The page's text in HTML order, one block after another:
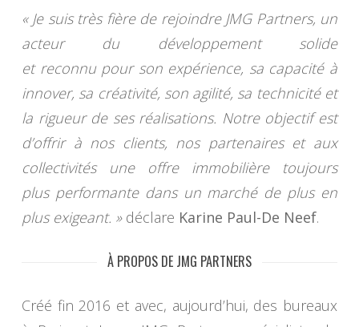
« Je suis très fière de rejoindre JMG Partners, un
acteur du développement solide
et reconnu pour son expérience, sa capacité à
innover, sa créativité, son agilité, sa technicité et
la rigueur de ses réalisations. Notre objectif est
d’offrir à nos clients, nos partenaires et aux
collectivités une offre immobilière toujours
plus performante dans un marché de plus en
plus exigeant. »déclare Karine Paul-De Neef.
À PROPOS DE JMG PARTNERS
Créé fin 2016 et avec, aujourd’hui, des bureaux